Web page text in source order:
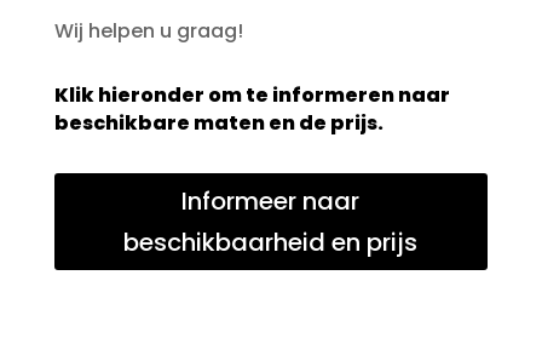
Wij helpen u graag!
Klik hieronder om te informeren naar
beschikbare maten en de prijs.
Informeer naar
beschikbaarheid en prijs